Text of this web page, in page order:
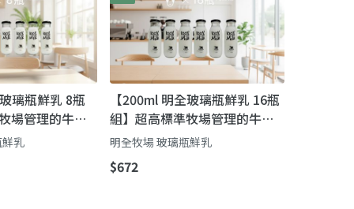
璃瓶鮮乳 8瓶
場管理的牛奶
也要完成的使
乳
【200ml 明全玻璃瓶鮮乳 16瓶
組】超高標準牧場管理的牛奶
第二代瞞著父親也要完成的使
命鮮奶
明全牧場 玻璃瓶鮮乳
$672